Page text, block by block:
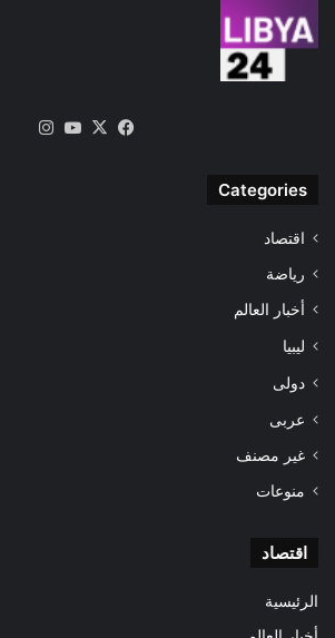
فيسبوك
‫X
‫YouTube
Categories
اقتصاد
رياضة
أخبار العالم
ليبيا
دولى
عربى
غير مصنف
منوعات
اقتصاد
الرئيسية